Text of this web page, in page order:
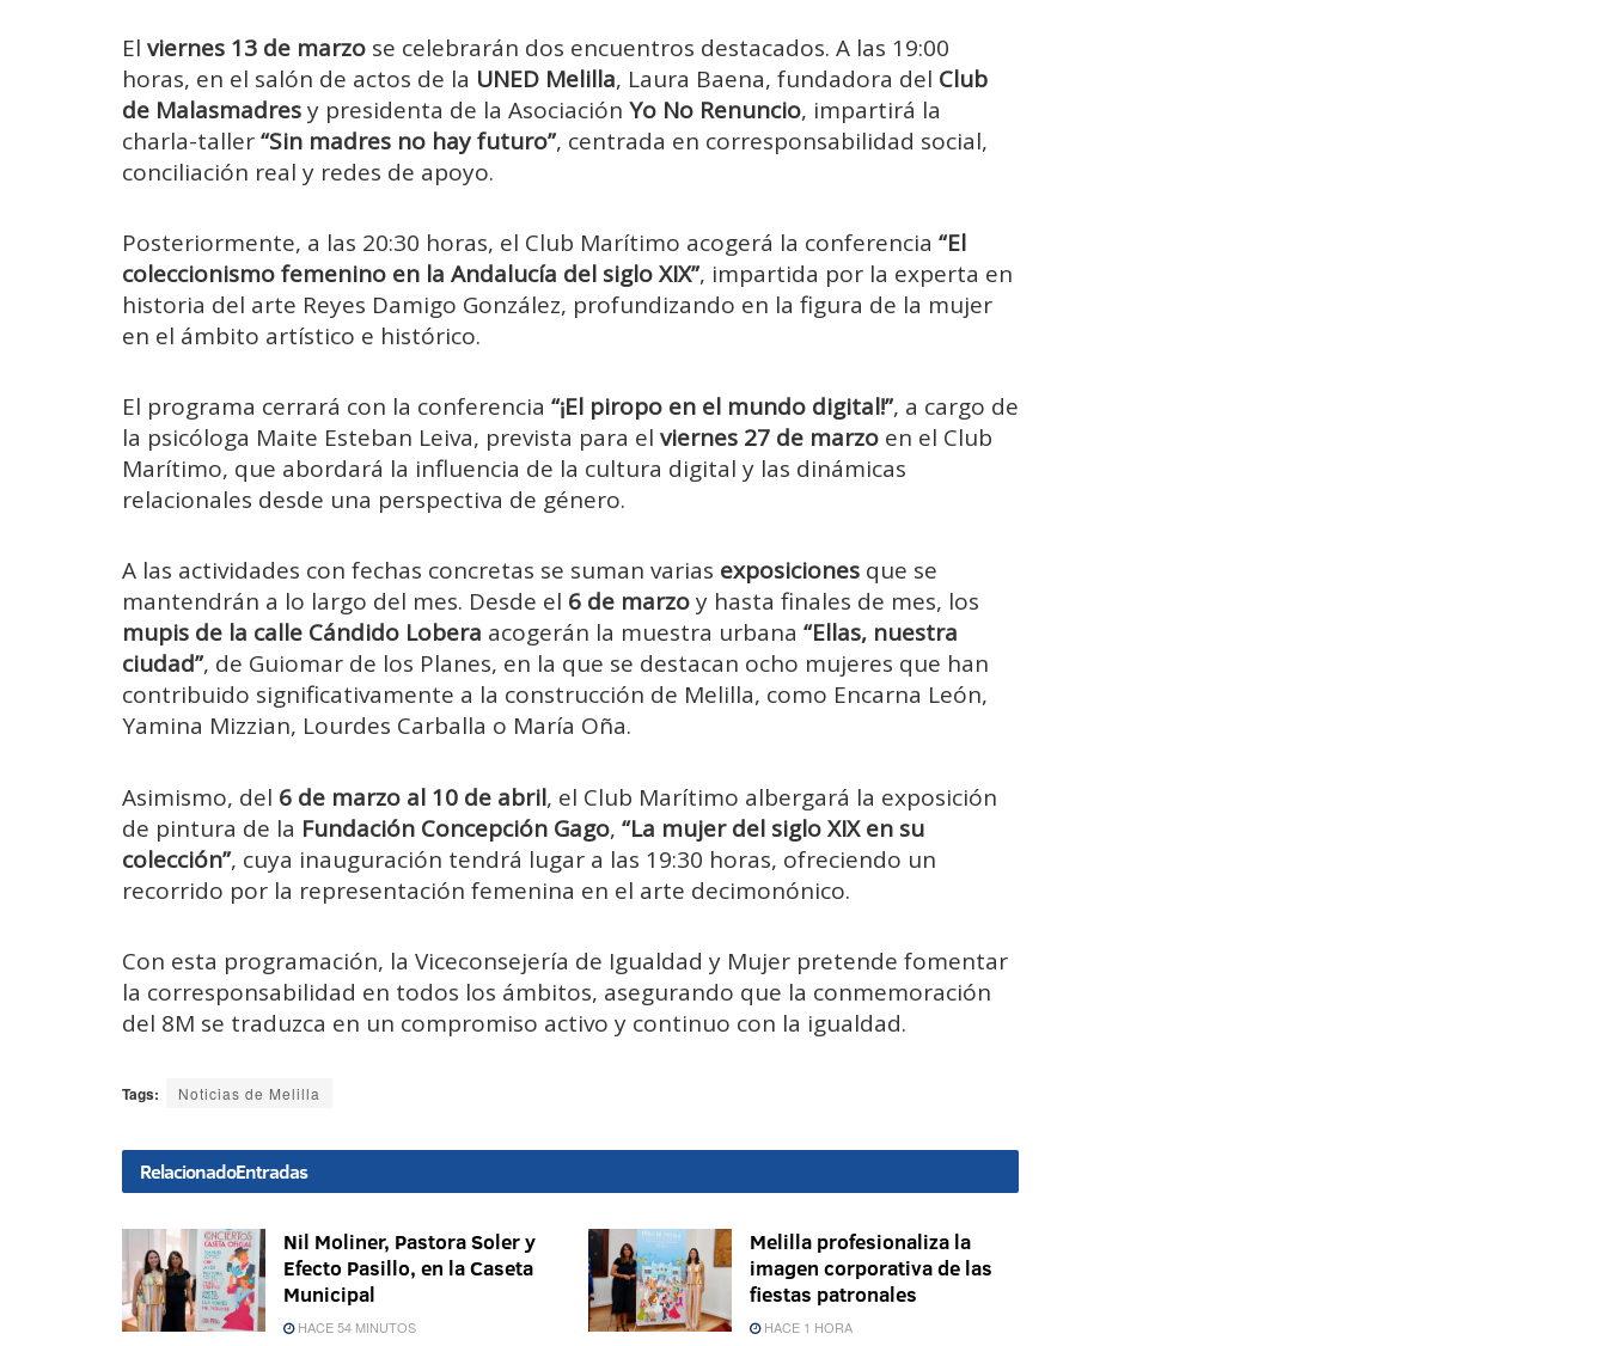
El viernes 13 de marzo se celebrarán dos encuentros destacados. A las 19:00
horas, en el salón de actos de la UNED Melilla, Laura Baena, fundadora del Club
de Malasmadresy presidenta de la Asociación Yo No Renuncio, impartirá la
charla-taller“Sin madres no hay futuro”, centrada en corresponsabilidad social,
conciliación real y redes de apoyo.
Posteriormente, a las 20:30 horas, el Club Marítimo acogerá la conferencia “El
coleccionismo femenino en la Andalucía del siglo XIX”, impartida por la experta en
historia del arte Reyes Damigo González, profundizando en la figura de la mujer
en el ámbito artístico e histórico.
El programa cerrará con la conferencia “¡El piropo en el mundo digital!”, a cargo de
la psicóloga Maite Esteban Leiva, prevista para el viernes 27 de marzo en el Club
Marítimo, que abordará la influencia de la cultura digital y las dinámicas
relacionales desde una perspectiva de género.
A las actividades con fechas concretas se suman varias exposiciones que se
mantendrán a lo largo del mes. Desde el 6 de marzoy hasta finales de mes, los
mupis de la calle Cándido Lobera acogerán la muestra urbana “Ellas, nuestra
ciudad”, de Guiomar de los Planes, en la que se destacan ocho mujeres que han
contribuido significativamente a la construcción de Melilla, como Encarna León,
Yamina Mizzian, Lourdes Carballa o María Oña.
Asimismo, del 6 de marzo al 10 de abril, el Club Marítimo albergará la exposición
de pintura de la Fundación Concepción Gago, “La mujer del siglo XIX en su
colección”, cuya inauguración tendrá lugar a las 19:30 horas, ofreciendo un
recorrido por la representación femenina en el arte decimonónico.
Con esta programación, la Viceconsejería de Igualdad y Mujer pretende fomentar
la corresponsabilidad en todos los ámbitos, asegurando que la conmemoración
del 8M se traduzca en un compromiso activo y continuo con la igualdad.
Tags: Noticias de Melilla
RelacionadoEntradas
Nil Moliner, Pastora Soler y
Efecto Pasillo, en la Caseta
Municipal
HACE 54 MINUTOS
Melilla profesionaliza la
imagen corporativa de las
fiestas patronales
HACE 1 HORA